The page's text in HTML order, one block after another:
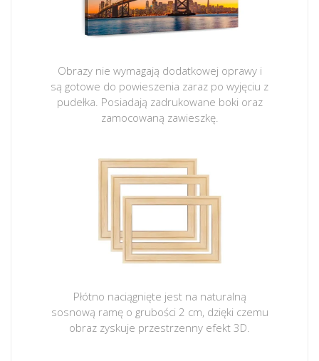
Obrazy nie wymagają dodatkowej oprawy i
są gotowe do powieszenia zaraz po wyjęciu z
pudełka. Posiadają zadrukowane boki oraz
zamocowaną zawieszkę.
Płótno naciągnięte jest na naturalną
sosnową ramę o grubości 2 cm, dzięki czemu
obraz zyskuje przestrzenny efekt 3D.